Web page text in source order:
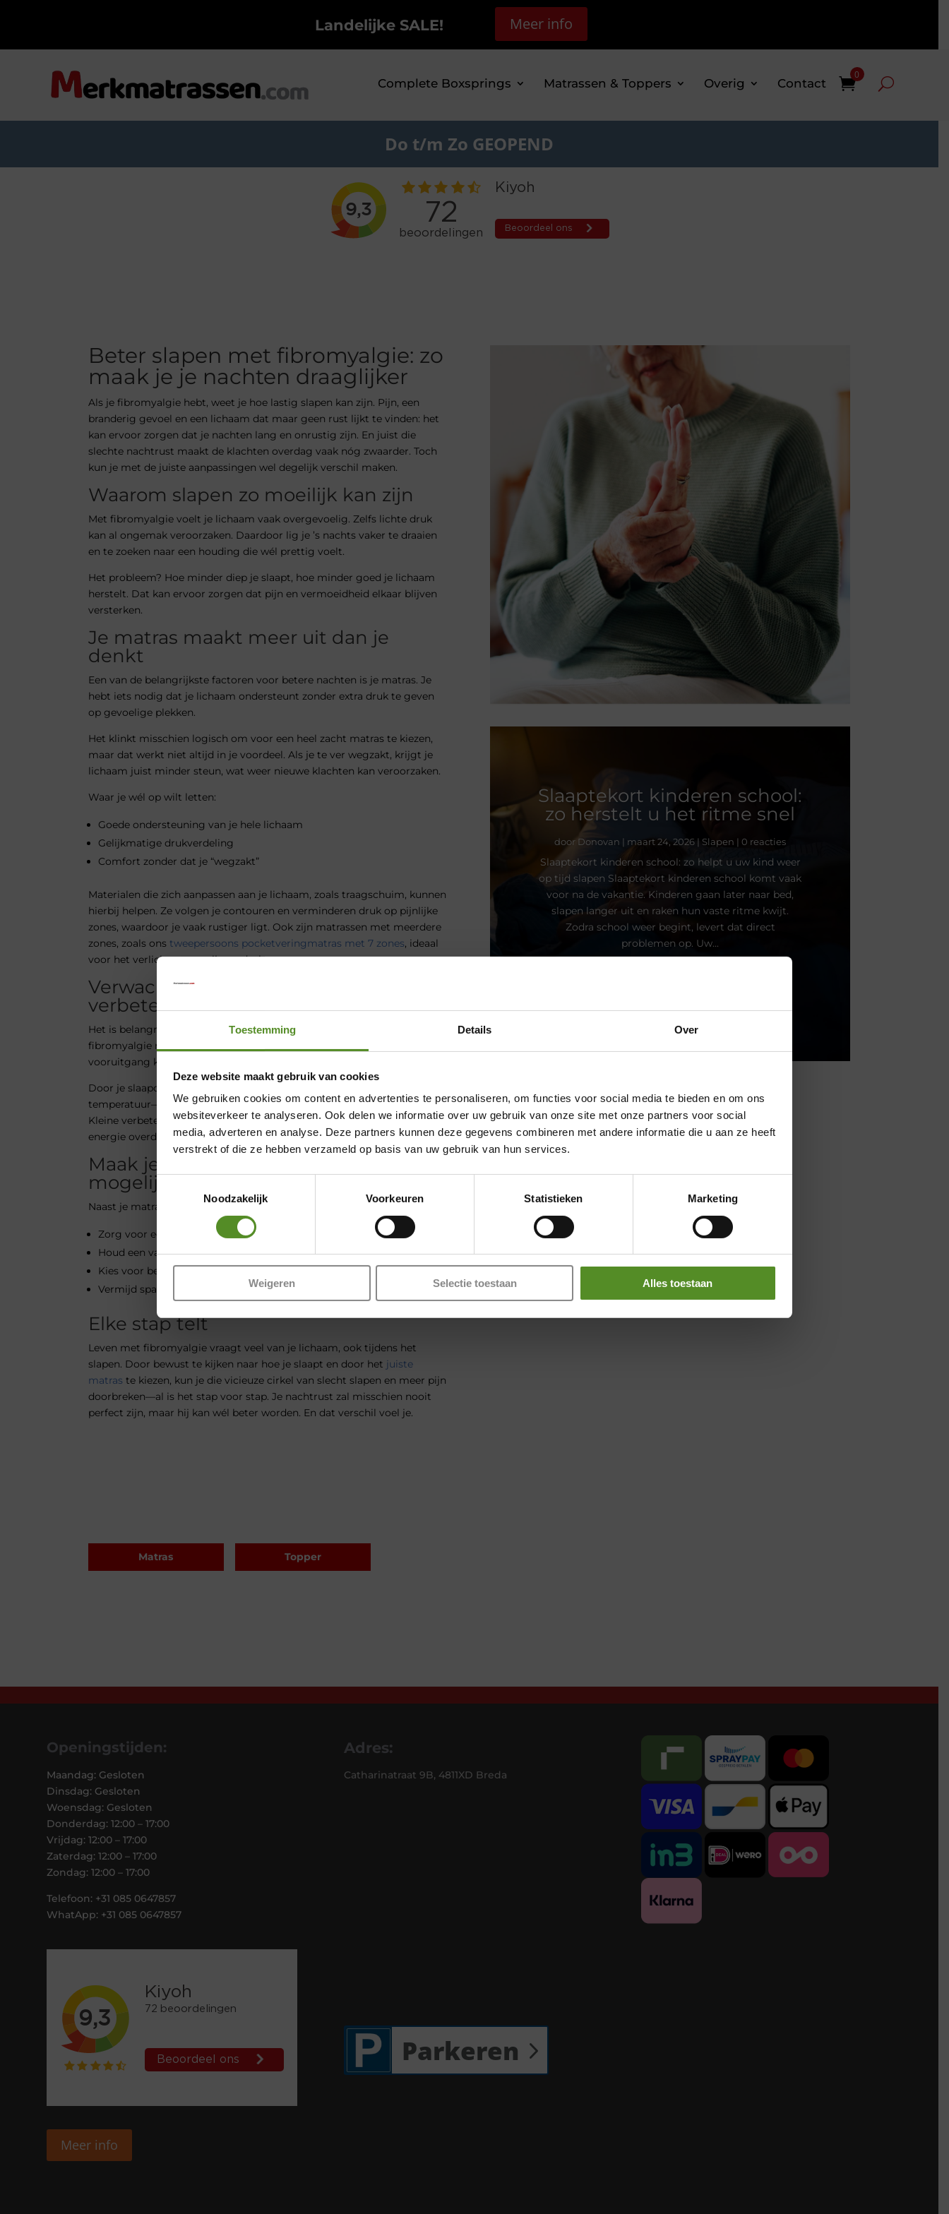
Toestemming Details Over
Deze website maakt gebruik van cookies
We gebruiken cookies om content en advertenties te personaliseren, om functies voor social media te bieden en om ons
websiteverkeer te analyseren. Ook delen we informatie over uw gebruik van onze site met onze partners voor social
media, adverteren en analyse. Deze partners kunnen deze gegevens combineren met andere informatie die u aan ze heeft
verstrekt of die ze hebben verzameld op basis van uw gebruik van hun services.
Toestemmingsselectie
Noodzakelijk
Voorkeuren Statistieken Marketing
Weigeren Selectie toestaan Alles toestaan
Landelijke SALE! Meer info
Complete Boxsprings Matrassen & Toppers Overig Contact
0
Do t/m Zo GEOPEND
Beter slapen met fibromyalgie: zo
maak je je nachten draaglijker
Als je fibromyalgie hebt, weet je hoe lastig slapen kan zijn. Pijn, een
branderig gevoel en een lichaam dat maar geen rust lijkt te vinden: het
kan ervoor zorgen dat je nachten lang en onrustig zijn. En juist die
slechte nachtrust maakt de klachten overdag vaak nóg zwaarder. Toch
kun je met de juiste aanpassingen wel degelijk verschil maken.
Waarom slapen zo moeilijk kan zijn
Met fibromyalgie voelt je lichaam vaak overgevoelig. Zelfs lichte druk
kan al ongemak veroorzaken. Daardoor lig je ’s nachts vaker te draaien
en te zoeken naar een houding die wél prettig voelt.
Het probleem? Hoe minder diep je slaapt, hoe minder goed je lichaam
herstelt. Dat kan ervoor zorgen dat pijn en vermoeidheid elkaar blijven
versterken.
Je matras maakt meer uit dan je
denkt
Een van de belangrijkste factoren voor betere nachten is je matras. Je
hebt iets nodig dat je lichaam ondersteunt zonder extra druk te geven
op gevoelige plekken.
Het klinkt misschien logisch om voor een heel zacht matras te kiezen,
maar dat werkt niet altijd in je voordeel. Als je te ver wegzakt, krijgt je
lichaam juist minder steun, wat weer nieuwe klachten kan veroorzaken.
Waar je wél op wilt letten:
Goede ondersteuning van je hele lichaam
Gelijkmatige drukverdeling
Comfort zonder dat je “wegzakt”
Materialen die zich aanpassen aan je lichaam, zoals traagschuim, kunnen
hierbij helpen. Ze volgen je contouren en verminderen druk op pijnlijke
zones, waardoor je vaak rustiger ligt. Ook zijn matrassen met meerdere
zones, zoals ons tweepersoons pocketveringmatras met 7 zones, ideaal
voor het verlichten van pijn en drukpunten.
Verwacht geen wonderen, wel
verbetering
Het is belangrijk om realistisch te blijven. Pijnvrij slapen is met
fibromyalgie niet altijd haalbaar. Maar dat betekent niet dat je geen
vooruitgang kunt boeken.
Door je slaapomgeving te verbeteren—denk aan je matras, kussen en
temperatuur—kun je de nachten vaak een stuk aangenamer maken.
Kleine verbeteringen kunnen al zorgen voor meer rust en iets meer
energie overdag.
Maak je slaapkamer zo comfortabel
mogelijk
Naast je matras zijn er nog andere dingen die je kunnen helpen:
Zorg voor een rustige, donkere slaapkamer
Houd een vast slaapritme aan
Kies voor beddengoed dat zacht aanvoelt op je huid
Vermijd spanning en prikkels vlak voor het slapengaan
Elke stap telt
Leven met fibromyalgie vraagt veel van je lichaam, ook tijdens het
slapen. Door bewust te kijken naar hoe je slaapt en door het juiste
matras te kiezen, kun je die vicieuze cirkel van slecht slapen en meer pijn
doorbreken—al is het stap voor stap. Je nachtrust zal misschien nooit
perfect zijn, maar hij kan wél beter worden. En dat verschil voel je.
Slaaptekort kinderen school:
zo herstelt u het ritme snel
door Donovan | maart 24, 2026 | Slapen | 0 reacties
Slaaptekort kinderen school: zo helpt u uw kind weer
op tijd slapen Slaaptekort kinderen school komt vaak
voor na de vakantie. Kinderen gaan later naar bed,
slapen langer uit en raken hun vaste ritme kwijt.
Zodra school weer begint, levert dat direct
problemen op. Uw...
Matras Topper
Openingstijden:
Maandag: Gesloten
Dinsdag: Gesloten
Woensdag: Gesloten
Donderdag: 12:00 – 17:00
Vrijdag: 12:00 – 17:00
Zaterdag: 12:00 – 17:00
Zondag: 12:00 – 17:00
Telefoon: +31 085 0647857
WhatApp: +31 085 0647857
Meer info
Adres:
Catharinatraat 9B, 4811XD Breda
Parkeren
Donderdag 12:00 – 17:00
Vrijdag 12:00 – 17:00
Zaterdag 12:00 – 17:00
Zondag 12:00 – 17:00
×